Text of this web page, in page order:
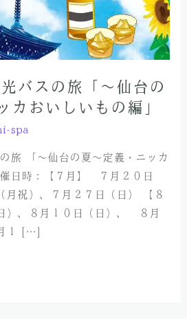
バスの旅「～仙台の
カおいしいもの編」
spa
旅 「～仙台の夏～定義・ニッカ
日時：【７月】 ７月２０日
月祝）、７月２７日（日） 【８
、８月１０日（日）、 ８月
１ […]